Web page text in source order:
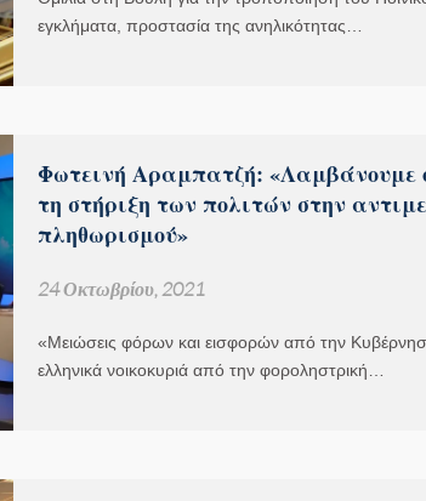
εγκλήματα, προστασία της ανηλικότητας…
Φωτεινή Αραμπατζή:
τη στήριξη των πολιτών στην
πληθωρισμού»
24 Οκτωβρίου, 2021
«Μειώσεις φόρων και εισφορών από την
ελληνικά νοικοκυριά από την φοροληστρική…